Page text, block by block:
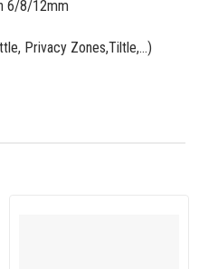
6/8/12mm
Privacy Zones,Tiltle,…)
số D-WDR